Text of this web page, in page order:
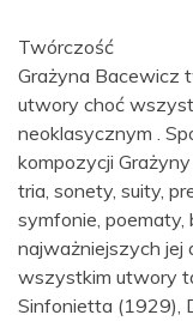
Twórczość
Grażyna Bacewicz
utwory choć
neoklasycznym .
kompozycji
tria, sonety, suity,
symfonie,
najważniejszych jej
wszystkim utwory
Sinfonietta (1929),